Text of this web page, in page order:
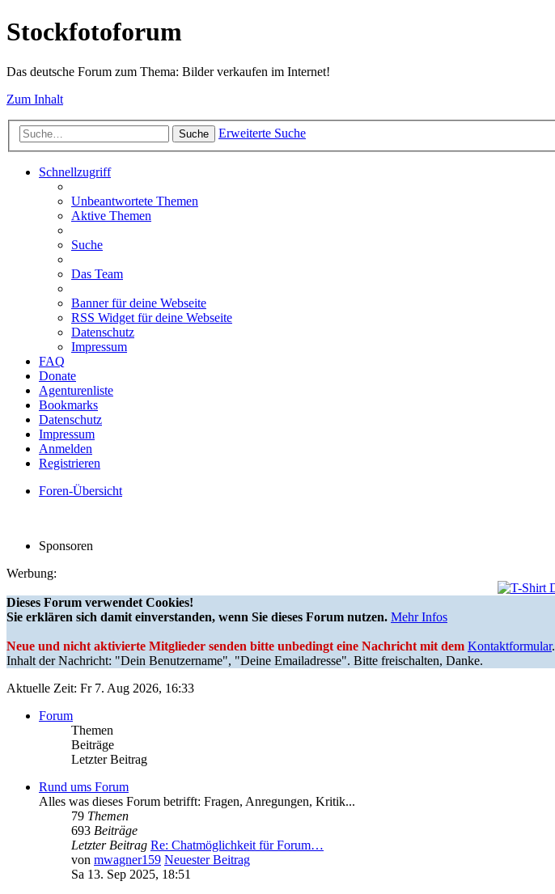
Stockfotoforum
Das deutsche Forum zum Thema: Bilder verkaufen im Internet!
Zum Inhalt
Suche Erweiterte Suche
Schnellzugriff
Unbeantwortete Themen
Aktive Themen
Suche
Das Team
Banner für deine Webseite
RSS Widget für deine Webseite
Datenschutz
Impressum
FAQ
Donate
Agenturenliste
Bookmarks
Datenschutz
Impressum
Anmelden
Registrieren
Foren-Übersicht
Sponsoren
Werbung:
Dieses Forum verwendet Cookies!
Sie erklären sich damit einverstanden, wenn Sie dieses Forum nutzen. Mehr Infos
Neue und nicht aktivierte Mitglieder senden bitte unbedingt eine Nachricht mit dem Kontaktformular.
Inhalt der Nachricht: "Dein Benutzername", "Deine Emailadresse". Bitte freischalten, Danke.
Aktuelle Zeit: Fr 7. Aug 2026, 16:33
Forum
Themen
Beiträge
Letzter Beitrag
Rund ums Forum
Alles was dieses Forum betrifft: Fragen, Anregungen, Kritik...
79 Themen
693 Beiträge
Letzter Beitrag Re: Chatmöglichkeit für Forum…
von mwagner159 Neuester Beitrag
Sa 13. Sep 2025, 18:51